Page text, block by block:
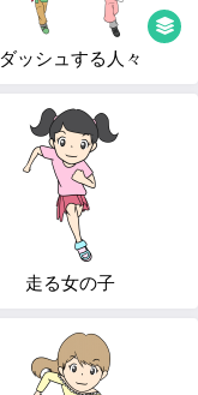
ダッシュする人々
走る女の子